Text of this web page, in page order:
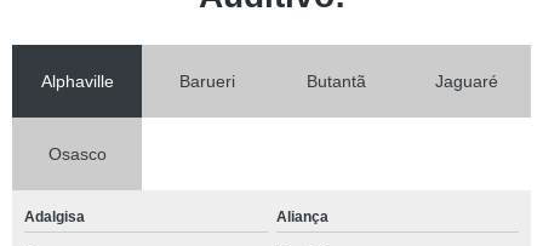
Alphaville Barueri Butantã Jaguaré
Osasco
Adalgisa Aliança